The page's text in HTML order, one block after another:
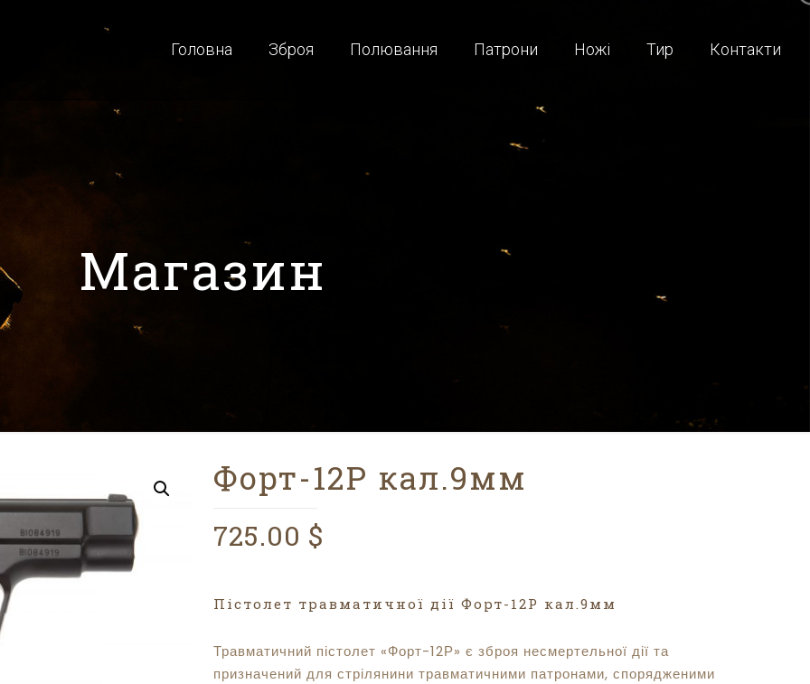
Головна Зброя Полювання Патрони Ножі Тир Контакти
Магазин
Форт-12Р кал.9мм
725.00 $
Пістолет травматичної дії Форт-12Р кал.9мм
Травматичний пістолет «Форт-12Р» є зброя несмертельної дії та
призначений для стрілянини травматичними патронами, спорядженими